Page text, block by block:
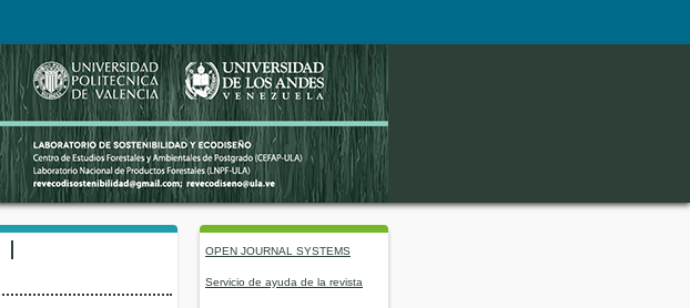
OPEN JOURNAL SYSTEMS
Servicio de ayuda de la revista